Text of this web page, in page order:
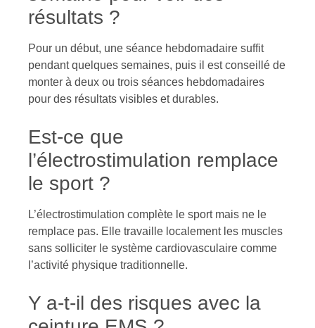
résultats ?
Pour un début, une séance hebdomadaire suffit
pendant quelques semaines, puis il est conseillé de
monter à deux ou trois séances hebdomadaires
pour des résultats visibles et durables.
Est-ce que
l’électrostimulation remplace
le sport ?
L’électrostimulation complète le sport mais ne le
remplace pas. Elle travaille localement les muscles
sans solliciter le système cardiovasculaire comme
l’activité physique traditionnelle.
Y a-t-il des risques avec la